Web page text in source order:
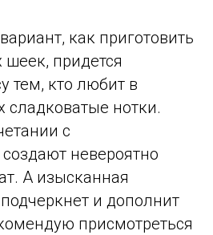
как приготовить
шеек, придется
тем, кто любит в
нотки.
с
невероятно
А изысканная
и дополнит
присмотреться